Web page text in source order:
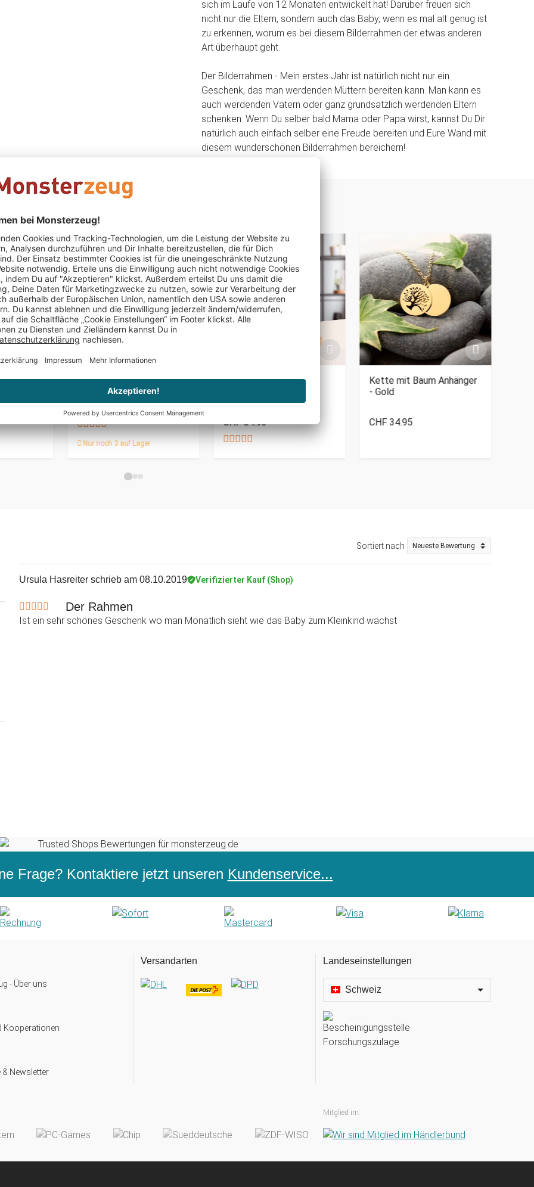
sich im Laufe von 12 Monaten entwickelt hat! Darüber freuen sich
nicht nur die Eltern, sondern auch das Baby, wenn es mal alt genug ist
zu erkennen, worum es bei diesem Bilderrahmen der etwas anderen
Art überhaupt geht.
Der Bilderrahmen - Mein erstes Jahr ist natürlich nicht nur ein
Geschenk, das man werdenden Müttern bereiten kann. Man kann es
auch werdenden Vätern oder ganz grundsätzlich werdenden Eltern
schenken. Wenn Du selber bald Mama oder Papa wirst, kannst Du Dir
natürlich auch einfach selber eine Freude bereiten und Eure Wand mit
diesem wunderschönen Bilderrahmen bereichern!
Das könnte Dir auch gefallen
-
Mikrowellen Hausschuhe
CHF 39.95
Nur noch 3 auf Lager
Sturmglas zur
"Tropfen" - Groß
CHF 54.95
Kette mit Baum Anhänger
- Gold
CHF 34.95
Sortiert nach
Ursula Hasreiter schrieb am 08.10.2019 Verifizierter Kauf (Shop)
Der Rahmen
Ist ein sehr schönes Geschenk wo man Monatlich sieht wie das Baby zum Kleinkind wächst
Frage? Kontaktiere jetzt unseren Kundenservice...
- Über uns
Kooperationen
& Newsletter
Versandarten Landeseinstellungen
Schweiz
Mitglied im: